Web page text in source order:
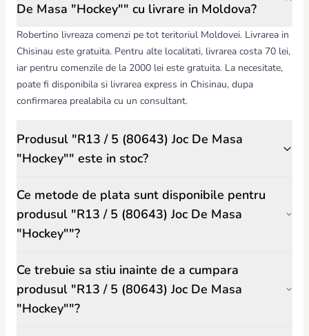
De Masa "Hockey"" cu livrare in Moldova?
Robertino livreaza comenzi pe tot teritoriul Moldovei. Livrarea in
Chisinau este gratuita. Pentru alte localitati, livrarea costa 70 lei,
iar pentru comenzile de la 2000 lei este gratuita. La necesitate,
poate fi disponibila si livrarea express in Chisinau, dupa
confirmarea prealabila cu un consultant.
Produsul "R13 / 5 (80643) Joc De Masa
"Hockey"" este in stoc?
Ce metode de plata sunt disponibile pentru
produsul "R13 / 5 (80643) Joc De Masa
"Hockey""?
Ce trebuie sa stiu inainte de a cumpara
produsul "R13 / 5 (80643) Joc De Masa
"Hockey""?